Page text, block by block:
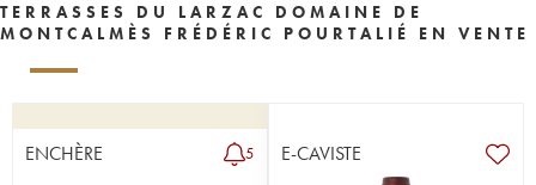
TERRASSES DU LARZAC DOMAINE DE
MONTCALMÈS FRÉDÉRIC POURTALIÉ EN VENTE
ENCHÈRE 5 E-CAVISTE